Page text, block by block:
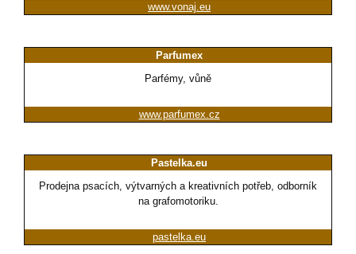
www.vonaj.eu
Parfumex
Parfémy, vůně
www.parfumex.cz
Pastelka.eu
Prodejna psacích, výtvarných a kreativních potřeb, odborník
na grafomotoriku.
pastelka.eu